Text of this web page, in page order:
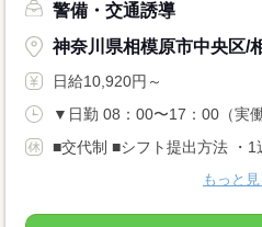
警備・交通誘導
神奈川県相模原市中央区/
日給10,920円～
▼日勤 08：00〜17：00（実
■交代制 ■シフト提出方法 ・1
もっと見